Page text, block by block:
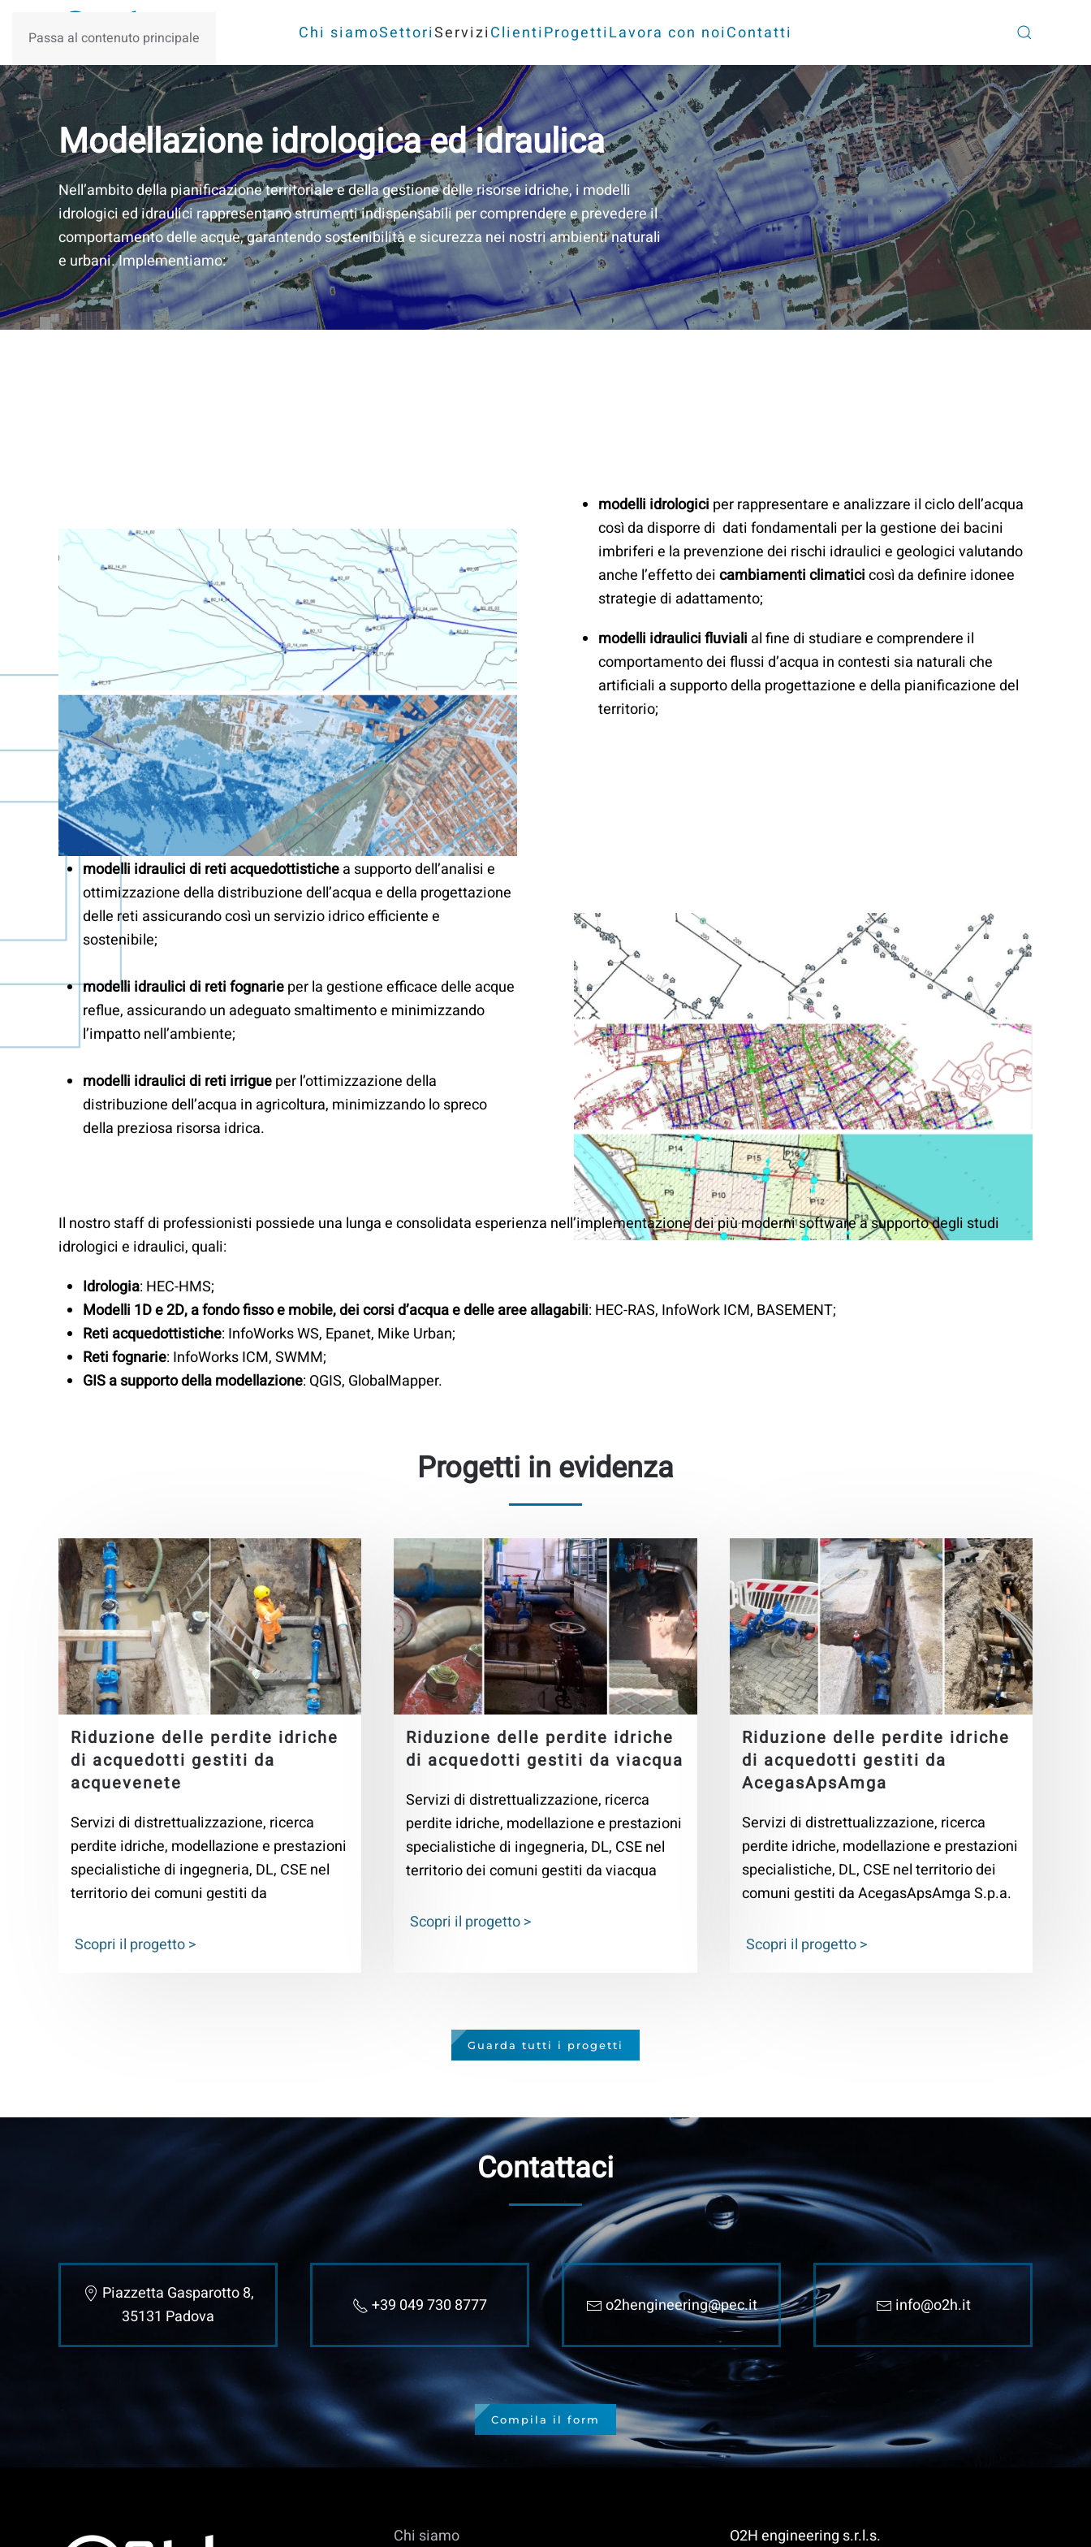
Passa al contenuto principale Chi siamoSettoriServiziClientiProgettiLavora con noiContatti
Modellazione idrologica ed idraulica
Nell’ambito della pianificazione territoriale e della gestione delle risorse idriche, i modelli
idrologici ed idraulici rappresentano strumenti indispensabili per comprendere e prevedere il
comportamento delle acque, garantendo sostenibilità e sicurezza nei nostri ambienti naturali
e urbani. Implementiamo:
modelli idrologici per rappresentare e analizzare il ciclo dell’acqua
così da disporre di dati fondamentali per la gestione dei bacini
imbriferi e la prevenzione dei rischi idraulici e geologici valutando
anche l’effetto dei cambiamenti climaticicosì da definire idonee
strategie di adattamento;
modelli idraulici fluviali al fine di studiare e comprendere il
comportamento dei flussi d’acqua in contesti sia naturali che
artificiali a supporto della progettazione e della pianificazione del
territorio;
modelli idraulici di reti acquedottistichea supporto dell’analisi e
ottimizzazione della distribuzione dell’acqua e della progettazione
delle reti assicurando così un servizio idrico efficiente e
sostenibile;
modelli idraulici di reti fognarieper la gestione efficace delle acque
reflue, assicurando un adeguato smaltimento e minimizzando
l’impatto nell’ambiente;
modelli idraulici di reti irrigueper l’ottimizzazione della
distribuzione dell’acqua in agricoltura, minimizzando lo spreco
della preziosa risorsa idrica.
Il nostro staff di professionisti possiede una lunga e consolidata esperienza nell’implementazione dei più moderni software a supporto degli studi
idrologici e idraulici, quali:
Idrologia: HEC-HMS;
Modelli 1D e 2D, a fondo fisso e mobile, dei corsi d’acqua e delle aree allagabili: HEC-RAS, InfoWork ICM, BASEMENT;
Reti acquedottistiche: InfoWorks WS, Epanet, Mike Urban;
Reti fognarie: InfoWorks ICM, SWMM;
GIS a supporto della modellazione: QGIS, GlobalMapper.
Progetti in evidenza
Riduzione delle perdite idriche
di acquedotti gestiti da
acquevenete
Servizi di distrettualizzazione, ricerca
perdite idriche, modellazione e prestazioni
specialistiche di ingegneria, DL, CSE nel
territorio dei comuni gestiti da
Scopri il progetto >
Riduzione delle perdite idriche
di acquedotti gestiti da viacqua
Servizi di distrettualizzazione, ricerca
perdite idriche, modellazione e prestazioni
specialistiche di ingegneria, DL, CSE nel
territorio dei comuni gestiti da viacqua
Scopri il progetto >
Riduzione delle perdite idriche
di acquedotti gestiti da
AcegasApsAmga
Servizi di distrettualizzazione, ricerca
perdite idriche, modellazione e prestazioni
specialistiche, DL, CSE nel territorio dei
comuni gestiti da AcegasApsAmga S.p.a.
Scopri il progetto >
Guarda tutti i progetti
Contattaci
Piazzetta Gasparotto 8,
35131 Padova
+39 049 730 8777 o2hengineering@pec.it info@o2h.it
Compila il form
Chi siamo O2H engineering s.r.l.s.